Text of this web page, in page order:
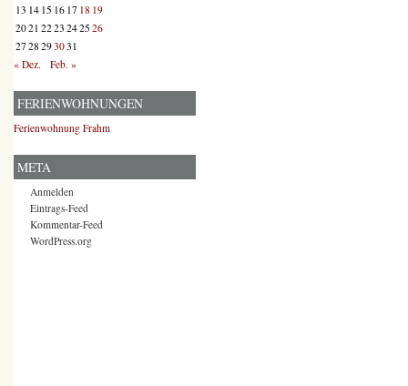
13 14 15 16 17 18 19
2021 2223 2425 26
27 28 293031
« Dez.
Feb. »
FERIENWOHNUNGEN
Ferienwohnung Frahm
META
Anmelden
Eintrags-Feed
Kommentar-Feed
WordPress.org